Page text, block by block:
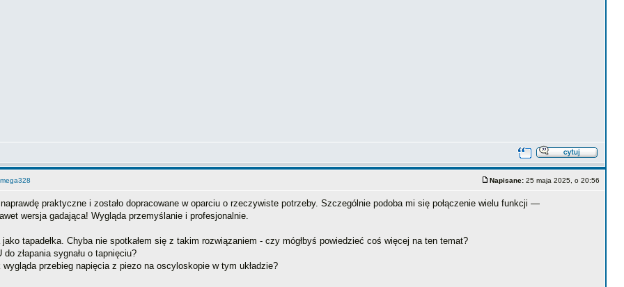
Napisane: 25 maja 2025, o 20:56
praktyczne i zostało dopracowane w oparciu o rzeczywiste potrzeby. Szczególnie podoba mi się połączenie wielu funkcji —
wersja gadająca! Wygląda przemyślanie i profesjonalnie.
tapadełka. Chyba nie spotkałem się z takim rozwiązaniem - czy mógłbyś powiedzieć coś więcej na ten temat?
złapania sygnału o tapnięciu?
przebieg napięcia z piezo na oscyloskopie w tym układzie?